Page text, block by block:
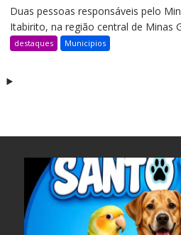
Duas pessoas responsáveis pelo
Itabirito, na região central de Minas
destaques Municipios